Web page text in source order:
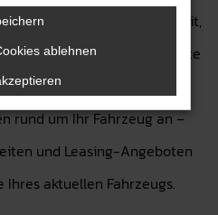
Wir nehmen uns die Zeit,
und helfen Ihnen, das perfekte
bieten wir Ihnen
rund um Ihr Fahrzeug an –
und Leasing-Angeboten
aktuellen Fahrzeugs.
ablehnen